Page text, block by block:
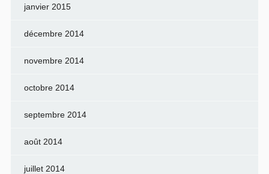
janvier 2015
décembre 2014
novembre 2014
octobre 2014
septembre 2014
août 2014
juillet 2014